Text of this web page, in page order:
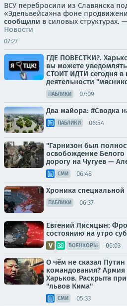
ВСУ перебросили из Славянска
«Эдельвейса»на фоне
сообщили в силовых
Новости
07:27
ГДЕ ПОВЕСТКИ?.
вы можете
СТОИТ ИДТИ сегодня в
деятельности
ПАБЛИКИ 07:09
Два майора: #Сводка
ПАБЛИКИ 06:54
"Гарнизон был
освобождение
дорогу на Чугуев —
СМИ 06:48
Хроника
ПАБЛИКИ 06:37
Евгений Лисицын:
состоянию на утро
ВОЕНКОРЫ 06:03
О чём не сказал
командования?
Харьков. Раскрыта
"львов Кима"
СМИ 05:33